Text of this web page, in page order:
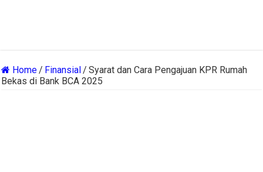
Home/ Finansial/ Syarat dan Cara Pengajuan KPR Rumah
Bekas di Bank BCA 2025